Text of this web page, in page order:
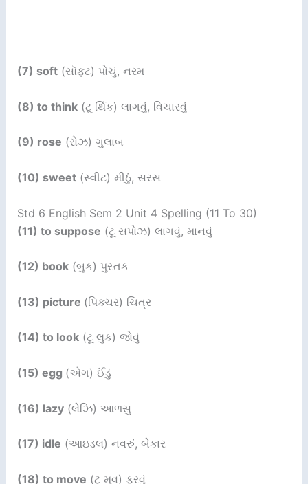
(7) soft(સૉફ્ટ) પોચું, નરમ
(8) to think(ટૂ ર્થિક) લાગવું, વિચારવું
(9) rose (રોઝ) ગુલાબ
(10) sweet(સ્વીટ) મીઠું, સરસ
Std 6 English Sem 2 Unit 4 Spelling (11 To 30)
(11) to suppose (ટૂ સપોઝ) લાગવું, માનવું
(12) book(બુક) પુસ્તક
(13) picture (પિક્ચર) ચિત્ર
(14) to look(ટૂ લુક) જોવું
(15) egg (એગ) ઈંડું
(16) lazy(લેઝિ) આળસુ
(17) idle (આઇડલ) નવરું, બેકાર
(18) to move (ટૂ મૂવ) ફરવું